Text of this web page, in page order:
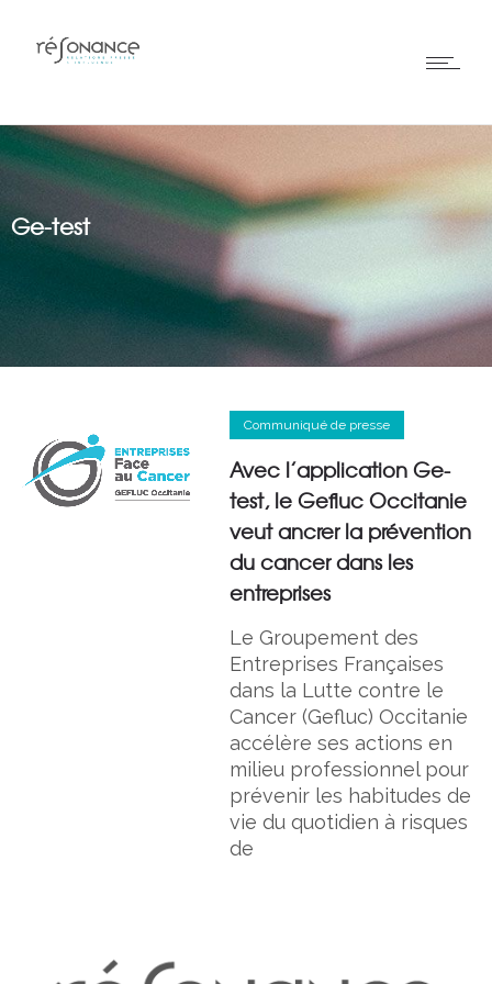
Ge-test
Communiqué de presse
Avec l’application Ge-
test, le Gefluc Occitanie
veut ancrer la prévention
du cancer dans les
entreprises
Le Groupement des
Entreprises Françaises
dans la Lutte contre le
Cancer (Gefluc) Occitanie
accélère ses actions en
milieu professionnel pour
prévenir les habitudes de
vie du quotidien à risques
de